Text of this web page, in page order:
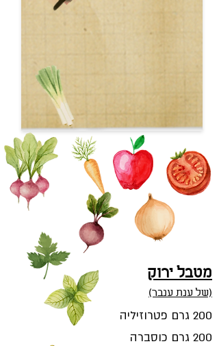
מטבל ירוק
(של ענת ענבר)
200 גרם פטרוזיליה
200 גרם כוסברה